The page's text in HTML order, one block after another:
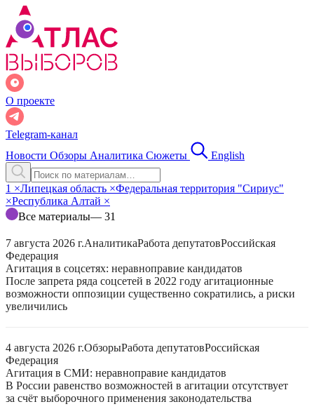
О проекте
Telegram-канал
Новости Обзоры Аналитика Сюжеты English
1 ×Липецкая область ×Федеральная территория "Сириус"
×Республика Алтай ×
Все материалы— 31
7 августа 2026 г.АналитикаРабота депутатовРоссийская
Федерация
Агитация в соцсетях: неравноправие кандидатов
После запрета ряда соцсетей в 2022 году агитационные
возможности оппозиции существенно сократились, а риски
увеличились
4 августа 2026 г.ОбзорыРабота депутатовРоссийская
Федерация
Агитация в СМИ: неравноправие кандидатов
В России равенство возможностей в агитации отсутствует
за счёт выборочного применения законодательства